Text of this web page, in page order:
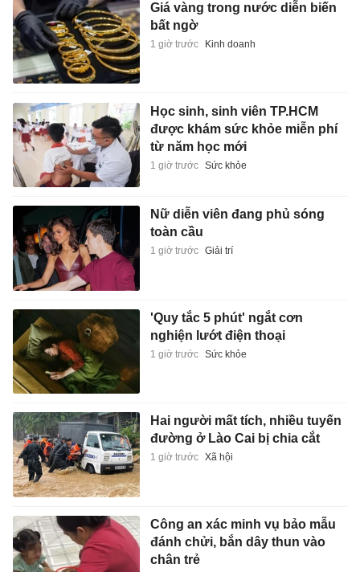
Giá vàng trong nước diễn biến
bất ngờ
1 giờ trước Kinh doanh
Học sinh, sinh viên TP.HCM
được khám sức khỏe miễn phí
từ năm học mới
1 giờ trước Sức khỏe
Nữ diễn viên đang phủ sóng
toàn cầu
1 giờ trước Giải trí
'Quy tắc 5 phút' ngắt cơn
nghiện lướt điện thoại
1 giờ trước Sức khỏe
Hai người mất tích, nhiều tuyến
đường ở Lào Cai bị chia cắt
1 giờ trước Xã hội
Công an xác minh vụ bảo mẫu
đánh chửi, bắn dây thun vào
chân trẻ